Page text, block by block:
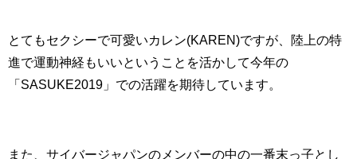
とてもセクシーで可愛いカレン(KAREN)ですが、陸上の特
進で運動神経もいいということを活かして今年の
「SASUKE2019」での活躍を期待しています。
また、サイバージャパンのメンバーの中の一番末っ子とし